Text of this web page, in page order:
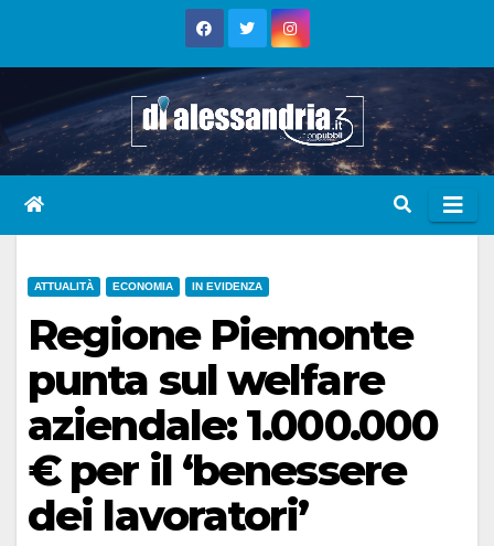
ATTUALITÀ ECONOMIA IN EVIDENZA
Regione Piemonte
punta sul welfare
aziendale: 1.000.000
€ per il ‘benessere
dei lavoratori’